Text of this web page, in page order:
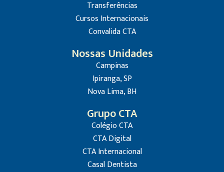
Transferências
Cursos Internacionais
Convalida CTA
Nossas Unidades
Campinas
Ipiranga, SP
Nova Lima, BH
Grupo CTA
Colégio CTA
CTA Digital
CTA Internacional
Casal Dentista